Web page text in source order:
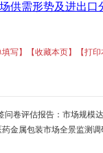
供需形势及进出口
写】 【收藏本页】 【打印
问卷评估报告：市场规模
包装市场全景监测调研及发展策